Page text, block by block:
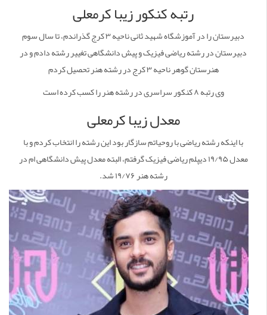
رتبه کنکور زیبا کرمعلی
دبیرستان را در آموزشگاه شهید ثانی ناحیه ۳ کرج گذراندم، تا سال سوم
دبیرستان در رشته ریاضی فیزیک و پیش دانشگاهی تغییر رشته دادم و در
هنرستان گوهر ناحیه ۳ کرج در رشته هنر تحصیل کردم
وی رتبه ۸ کنکور سراسری در رشته هنر را کسب کرده است
معدل زیبا کرمعلی
با اینکه رشته ریاضی با روحیاتم سازگار بود این رشته را انتخاب کردم و با
معدل ۱۹/۹۵ دیپلم ریاضی فیزیک گرفتم، البته معدل پیش دانشگاهی ام در
رشته هنر ۱۹/۷۶ شد.